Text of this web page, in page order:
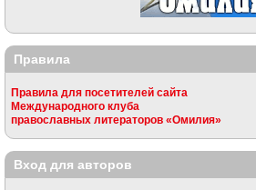
Правила
Правила для посетителей сайта
Международного клуба
православных литераторов «Омилия»
Вход для авторов